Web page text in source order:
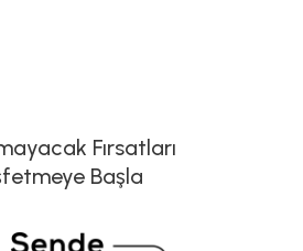
Fırsatları
Başla